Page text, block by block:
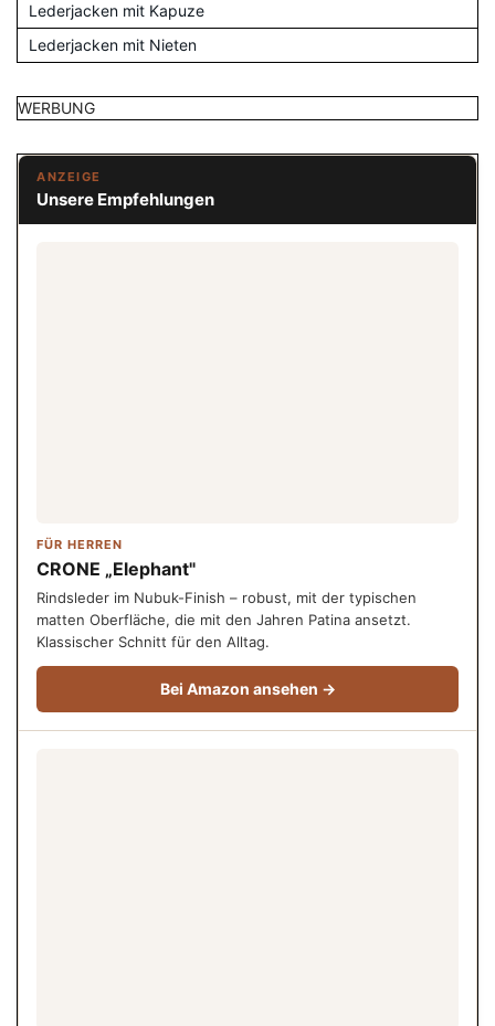
Lederjacken mit Kapuze
Lederjacken mit Nieten
WERBUNG
ANZEIGE
Unsere Empfehlungen
FÜR HERREN
CRONE „Elephant"
Rindsleder im Nubuk-Finish – robust, mit der typischen
matten Oberfläche, die mit den Jahren Patina ansetzt.
Klassischer Schnitt für den Alltag.
Bei Amazon ansehen →